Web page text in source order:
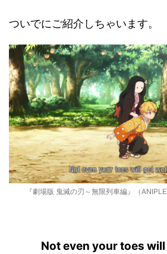
ついでにご紹介しちゃいます。
『劇場版 鬼滅の刃～無限列車編』（
Not even your toes